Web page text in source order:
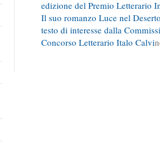
edizione del Premio Letterario
Il suo romanzo Luce nel
testo di interesse dalla
Concorso Letterario Italo Calvi